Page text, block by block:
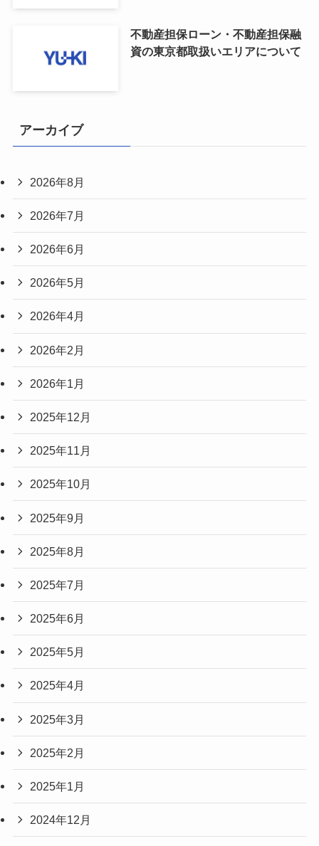
不動産担保ローン・不動産担保融
資の東京都取扱いエリアについて
アーカイブ
2026年8月
2026年7月
2026年6月
2026年5月
2026年4月
2026年2月
2026年1月
2025年12月
2025年11月
2025年10月
2025年9月
2025年8月
2025年7月
2025年6月
2025年5月
2025年4月
2025年3月
2025年2月
2025年1月
2024年12月